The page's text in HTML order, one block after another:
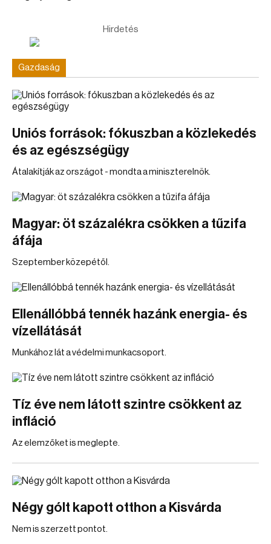
Hirdetés
Gazdaság
Uniós források: fókuszban a közlekedés
és az egészségügy
Átalakítják az országot - mondta a miniszterelnök.
Magyar: öt százalékra csökken a tűzifa
áfája
Szeptember közepétől.
Ellenállóbbá tennék hazánk energia- és
vízellátását
Munkához lát a védelmi munkacsoport.
Tíz éve nem látott szintre csökkent az
infláció
Az elemzőket is meglepte.
Négy gólt kapott otthon a Kisvárda
Nem is szerzett pontot.